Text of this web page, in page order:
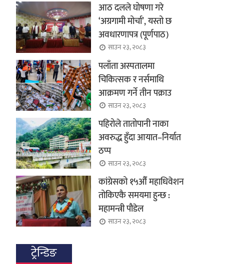
आठ दलले घोषणा गरे
‘अग्रगामी मोर्चा’, यस्तो छ
अवधारणापत्र (पूर्णपाठ)
साउन २३, २०८३
पलाँता अस्पतालमा
चिकित्सक र नर्समाथि
आक्रमण गर्ने तीन पक्राउ
साउन २३, २०८३
पहिरोले तातोपानी नाका
अवरुद्ध हुँदा आयात–निर्यात
ठप्प
साउन २३, २०८३
कांग्रेसको १५औँ महाधिवेशन
तोकिएकै समयमा हुन्छ :
महामन्त्री पौडेल
साउन २३, २०८३
ट्रेन्डिङ